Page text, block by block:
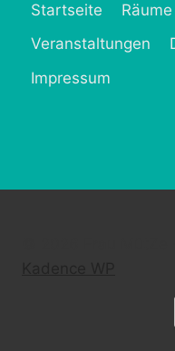
Startseite Räume
Veranstaltungen
Impressum